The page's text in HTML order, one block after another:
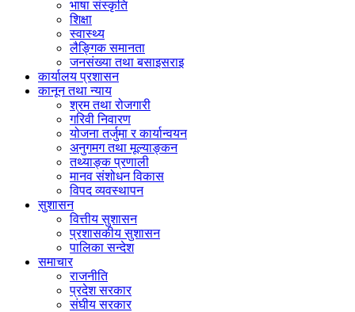
भाषा संस्कृति
शिक्षा
स्वास्थ्य
लैङ्गिक समानता
जनसंख्या तथा बसाइसराइ
कार्यालय प्रशासन
कानून तथा न्याय
श्रम तथा रोजगारी
गरिवी निवारण
योजना तर्जुमा र कार्यान्वयन
अनुगमग तथा मूल्याङ्कन
तथ्याङ्क प्रणाली
मानव संशोधन विकास
विपद व्यवस्थापन
सुशासन
वित्तीय सुशासन
प्रशासकीय सुशासन
पालिका सन्देश
समाचार
राजनीति
प्रदेश सरकार
संघीय सरकार